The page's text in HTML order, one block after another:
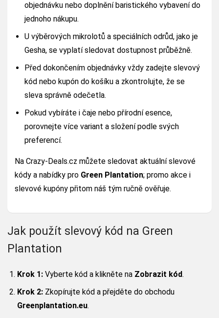
objednávku nebo doplnění baristického vybavení do
jednoho nákupu.
U výběrových mikrolotů a speciálních odrůd, jako je
Gesha, se vyplatí sledovat dostupnost průběžně.
Před dokončením objednávky vždy zadejte slevový
kód nebo kupón do košíku a zkontrolujte, že se
sleva správně odečetla.
Pokud vybíráte i čaje nebo přírodní esence,
porovnejte více variant a složení podle svých
preferencí.
Na Crazy-Deals.cz můžete sledovat aktuální slevové
kódy a nabídky pro Green Plantation; promo akce i
slevové kupóny přitom náš tým ručně ověřuje.
Jak použít slevový kód na Green
Plantation
Krok 1: Vyberte kód a klikněte na Zobrazit kód.
Krok 2: Zkopírujte kód a přejděte do obchodu
Greenplantation.eu.